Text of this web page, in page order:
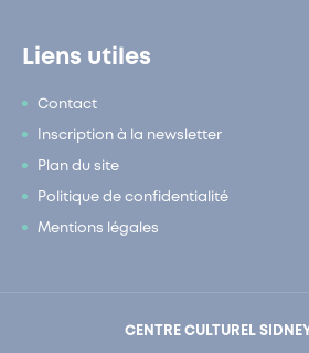
Liens utiles
Contact
Inscription à la newsletter
Plan du site
Politique de confidentialité
Mentions légales
CENTRE CULTUREL SIDNEY